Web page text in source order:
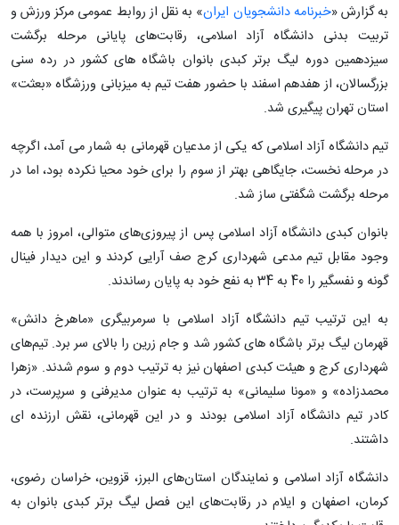
به گزارش «خبرنامه دانشجویان ایران» به نقل از روابط‌ عمومی مرکز ورزش و
تربیت بدنی دانشگاه آزاد اسلامی، رقابت‌های پایانی مرحله برگشت
سیزدهمین دوره لیگ برتر کبدی بانوان باشگاه های کشور در رده سنی
بزرگسالان، از هفدهم اسفند با حضور هفت تیم به میزبانی ورزشگاه «بعثت»
استان تهران پیگیری شد.
تیم دانشگاه آزاد اسلامی که یکی از مدعیان قهرمانی به شمار می آمد، اگرچه
در مرحله نخست، جایگاهی بهتر از سوم را برای خود محیا نکرده بود، اما در
مرحله برگشت شگفتی ساز شد.
بانوان کبدی دانشگاه آزاد اسلامی پس از پیروزی‌های متوالی، امروز با همه
وجود مقابل تیم مدعی شهرداری کرج صف آرایی کردند و این دیدار فینال
گونه و نفسگیر را 40 به 34 به نفع خود به پایان رساندند.
به این ترتیب تیم دانشگاه آزاد اسلامی با سرمربیگری «ماهرخ دانش»
قهرمان لیگ برتر باشگاه های کشور شد و جام زرین را بالای سر برد. تیم‌های
شهرداری کرج و هیئت کبدی اصفهان نیز به ترتیب دوم و سوم شدند. «زهرا
محمدزاده» و «مونا سلیمانی» به ترتیب به عنوان مدیرفنی و سرپرست، در
کادر تیم دانشگاه آزاد اسلامی بودند و در این قهرمانی، نقش ارزنده ای
داشتند.
دانشگاه آزاد اسلامی و نمایندگان استان‌های البرز، قزوین، خراسان رضوی،
کرمان، اصفهان و ایلام در رقابت‌های این فصل لیگ برتر کبدی بانوان به